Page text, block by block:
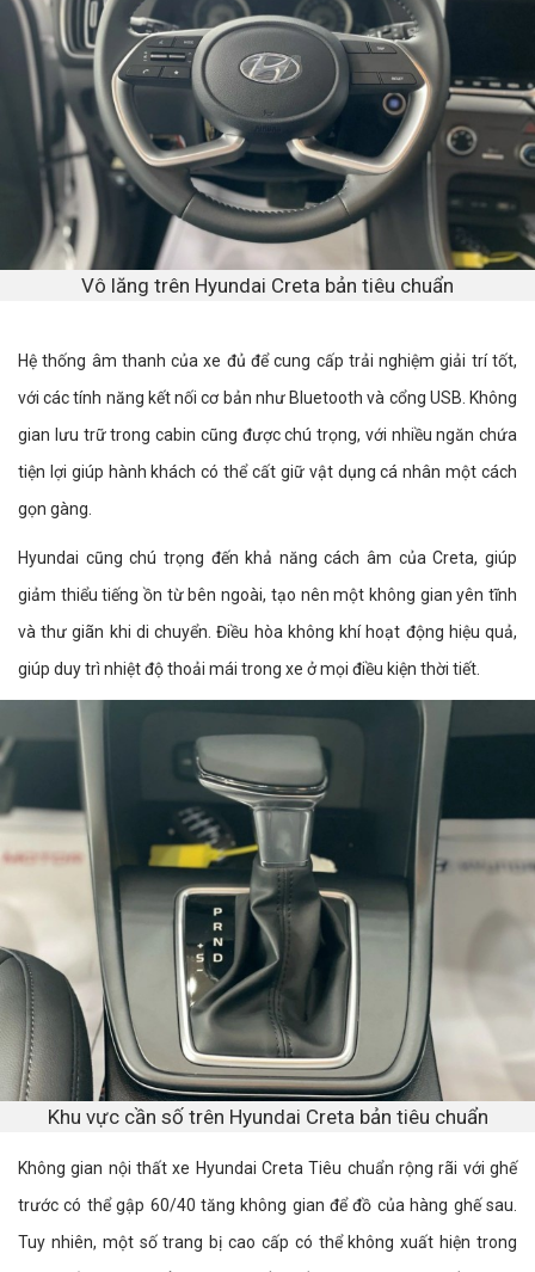
Vô lăng trên Hyundai Creta bản tiêu chuẩn
Hệ thống âm thanh của xe đủ để cung cấp trải nghiệm giải trí tốt,
với các tính năng kết nối cơ bản như Bluetooth và cổng USB. Không
gian lưu trữ trong cabin cũng được chú trọng, với nhiều ngăn chứa
tiện lợi giúp hành khách có thể cất giữ vật dụng cá nhân một cách
gọn gàng.
Hyundai cũng chú trọng đến khả năng cách âm của Creta, giúp
giảm thiểu tiếng ồn từ bên ngoài, tạo nên một không gian yên tĩnh
và thư giãn khi di chuyển. Điều hòa không khí hoạt động hiệu quả,
giúp duy trì nhiệt độ thoải mái trong xe ở mọi điều kiện thời tiết.
Khu vực cần số trên Hyundai Creta bản tiêu chuẩn
Không gian nội thất xe Hyundai Creta Tiêu chuẩn rộng rãi với ghế
trước có thể gập 60/40 tăng không gian để đồ của hàng ghế sau.
Tuy nhiên, một số trang bị cao cấp có thể không xuất hiện trong